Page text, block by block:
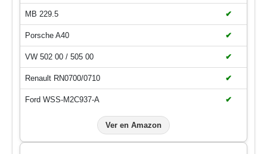
MB 229.5 ✔
Porsche A40 ✔
VW 502 00 / 505 00 ✔
Renault RN0700/0710 ✔
Ford WSS-M2C937-A ✔
Ver en Amazon